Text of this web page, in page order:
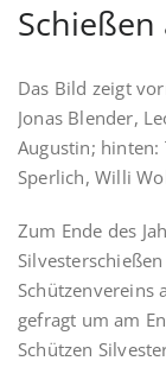
Das Bild zeigt
Jonas Blender,
Augustin; hinten:
Sperlich, Willi
Zum Ende des
Schützenvereins
gefragt um am
Schützen